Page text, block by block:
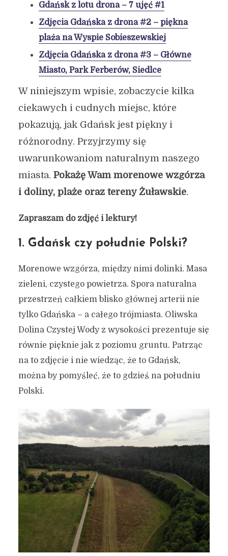
Gdańsk z lotu drona – 7 ujęć #1
Zdjęcia Gdańska z drona #2 – piękna
plaża na Wyspie Sobieszewskiej
Zdjęcia Gdańska z drona #3 – Główne
Miasto, Park Ferberów, Siedlce
W niniejszym wpisie, zobaczycie kilka
ciekawych i cudnych miejsc, które
pokazują, jak Gdańsk jest piękny i
różnorodny. Przyjrzymy się
uwarunkowaniom naturalnym naszego
miasta. Pokażę Wam morenowe wzgórza
i doliny, plaże oraz tereny Żuławskie.
Zapraszam do zdjęć i lektury!
1. Gdańsk czy południe Polski?
Morenowe wzgórza, między nimi dolinki. Masa
zieleni, czystego powietrza. Spora naturalna
przestrzeń całkiem blisko głównej arterii nie
tylko Gdańska – a całego trójmiasta. Oliwska
Dolina Czystej Wody z wysokości prezentuje się
równie pięknie jak z poziomu gruntu. Patrząc
na to zdjęcie i nie wiedząc, że to Gdańsk,
można by pomyśleć, że to gdzieś na południu
Polski.